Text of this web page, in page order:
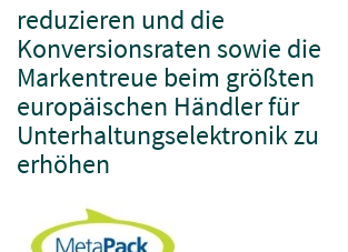
reduzieren und die
Konversionsraten sowie die
Markentreue beim größten
europäischen Händler für
Unterhaltungselektronik zu
erhöhen